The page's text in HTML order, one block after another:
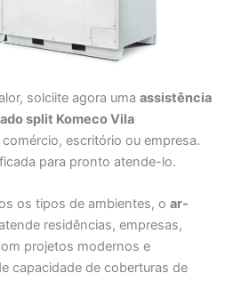
solciite agora umaassistência
split Komeco Vila
escritório ou empresa.
para pronto atende-lo.
os tipos de ambientes, oar-
residências, empresas,
projetos modernos e
capacidade de coberturas de